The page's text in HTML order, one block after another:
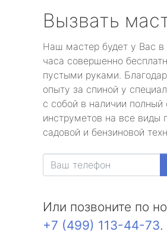
Вызвать
Наш мастер будет у Вас в
часа совершенно
пустыми руками.
опыту за спиной у
с собой в наличии полный
инструметов на все виды
садовой и бензиновой
Или позвоните по
+7 (499) 113-44-73.